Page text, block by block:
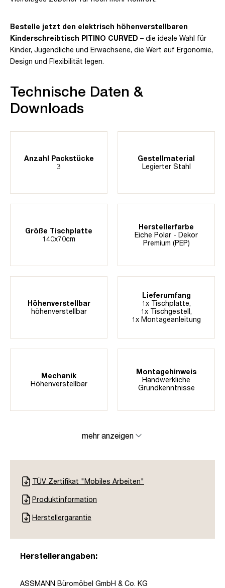
Bestelle jetzt den elektrisch höhenverstellbaren
Kinderschreibtisch PITINO CURVED – die ideale Wahl für
Kinder, Jugendliche und Erwachsene, die Wert auf Ergonomie,
Design und Flexibilität legen.
Technische Daten &
Downloads
Anzahl Packstücke
3
Gestellmaterial
Legierter Stahl
Größe Tischplatte
140x70cm
Herstellerfarbe
Eiche Polar - Dekor
Premium (PEP)
Höhenverstellbar
höhenverstellbar
Lieferumfang
1x Tischplatte,
1x Tischgestell,
1x Montageanleitung
Mechanik
Höhenverstellbar
Montagehinweis
Handwerkliche
Grundkenntnisse
mehr anzeigen
TÜV Zertifikat "Mobiles Arbeiten"
Produktinformation
Herstellergarantie
Herstellerangaben:
ASSMANN Büromöbel GmbH & Co. KG